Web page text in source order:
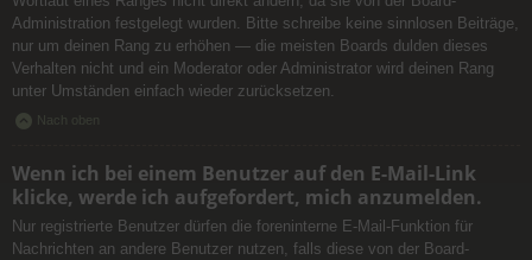
Administration festgelegt wurden. Bitte schreibe keine sinnlosen Beiträge,
nur um deinen Rang zu erhöhen — die meisten Boards dulden dieses
Verhalten nicht und ein Moderator oder Administrator wird deinen Rang
unter Umständen einfach wieder zurücksetzen.
Nach oben
Wenn ich bei einem Benutzer auf den E-Mail-Link
klicke, werde ich aufgefordert, mich anzumelden.
Nur registrierte Benutzer dürfen die foreninterne E-Mail-Funktion für
Nachrichten an andere Benutzer nutzen, falls diese von der Board-